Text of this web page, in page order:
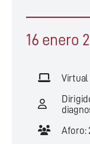
16 enero
Virtual
Aforo: